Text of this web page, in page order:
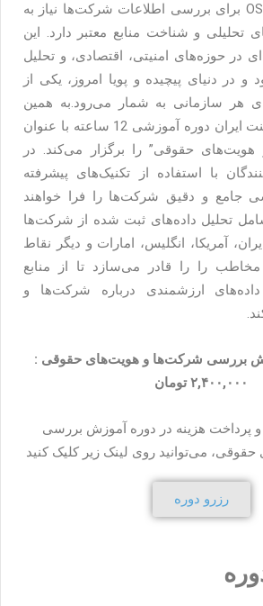
استفاده مؤثر از OSINT برای بررسی اطلاعات شرکت‌ها نیاز به
تحلیلی و شناخت منابع معتبر دارد. این
در حوزه‌های امنیتی، اقتصادی، و تحلیل
و در دنیای پیچیده و پویا امروز، یکی از
هر سازمانی به شمار می‌رود.به همین
منظور، مدرسه اوسینت ایران دوره آموزشی 12 ساعته با عنوان
حقوقی” را برگزار می‌کند. در
با استفاده از تکنیک‌های پیشرفته
جامع و دقیق شرکت‌ها را فرا خواهند
تحلیل داده‌های ثبت شده از شرکت‌ها
آمریکا، انگلیس، امارات و دیگر نقاط
را را قادر می‌سازد تا از منابع
ارزشمندی درباره شرکت‌ها و
بررسی شرکت‌ها و هویت‌های حقوقی :
۲,۴۰۰,۰۰۰ تومان
و پرداخت هزینه در دوره آموزش بررسی
می‌توانید روی لینک زیر کلیک کنید
رزرو دوره